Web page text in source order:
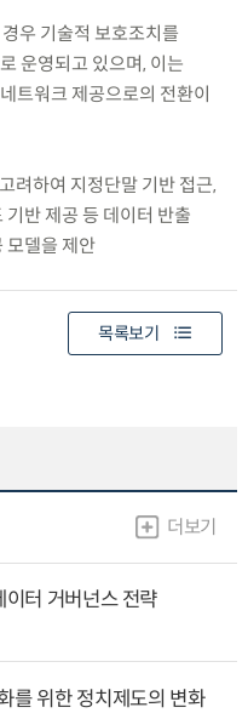
우 기술적 보호조치를
운영되고 있으며, 이는
트워크 제공으로의 전환이
려하여 지정단말 기반 접근,
반 제공 등 데이터 반출
모델을 제안
목록보기
더보기
터 거버넌스 전략
를 위한 정치제도의 변화